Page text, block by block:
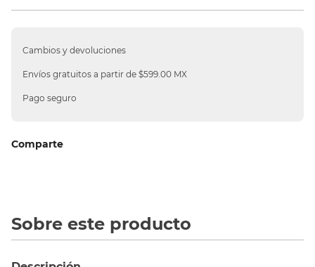
Cambios y devoluciones
Envíos gratuitos a partir de $599.00 MX
Pago seguro
Comparte
Sobre este producto
9.
carpetas